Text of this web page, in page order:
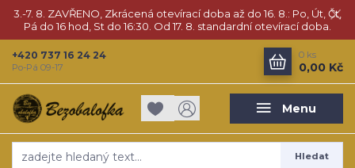
3.-7. 8. ZAVŘENO, Zkrácená otevírací doba až do 16. 8.: Po, Út, Čt,
Pá do 16 hod, St do 16:30. Od 17. 8. standardní otevírací doba.
Menu
Hledat
+420 737 16 24 24
Po-Pá 09-17
0 ks
0,00 Kč